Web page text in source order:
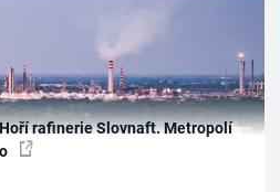
rafinerie Slovnaft. Metropolí